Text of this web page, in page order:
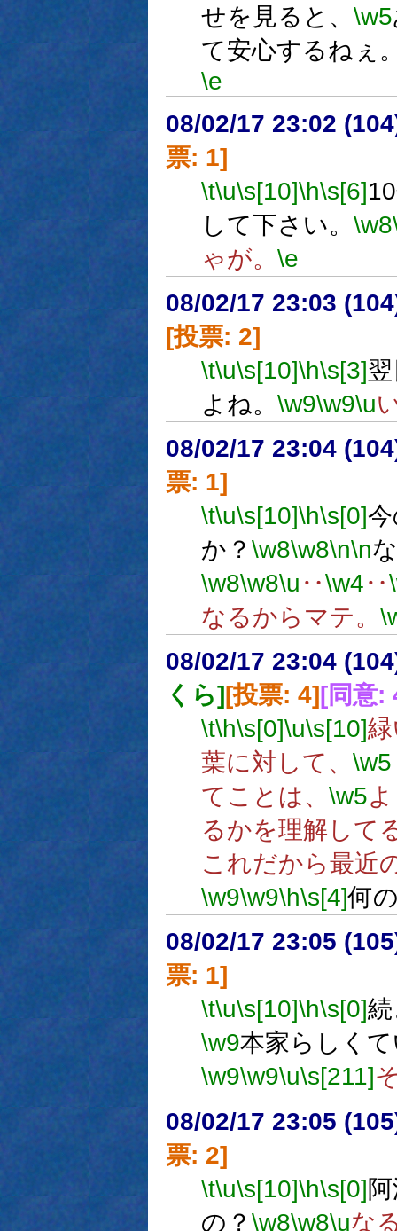
せを見ると、 \w5
て安心するねぇ
\e
08/02/17 23:02
票: 1]
\t\u\s[10]\h\s[6]
して下さい。 \w8
ゃが。 \e
08/02/17 23:03
[投票: 2]
\t\u\s[10]\h\s[3]
よね。 \w9\w9\u
08/02/17 23:04
票: 1]
\t\u\s[10]\h\s[0]
か？ \w8\w8\n\n
\w8\w8\u ‥\w4‥
なるからマテ。
08/02/17 23:04
くら][投票: 4][同意:
\t\h\s[0]\u\s[10]
葉に対して、 \w5
てことは、 \w5
るかを理解して
これだから最近
\w9\w9\h\s[4]何
08/02/17 23:05
票: 1]
\t\u\s[10]\h\s[0]
\w9本家らしく
\w9\w9\u\s[211]
08/02/17 23:05
票: 2]
\t\u\s[10]\h\s[0]
の？ \w8\w8\uな